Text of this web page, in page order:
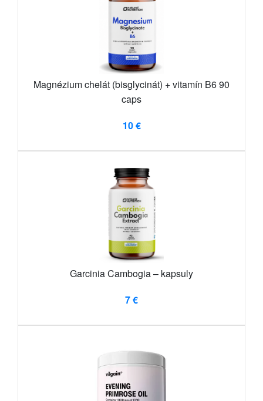
Magnézium chelát (bisglycinát) + vitamín B6 90
caps
10 €
Garcinia Cambogia – kapsuly
7 €